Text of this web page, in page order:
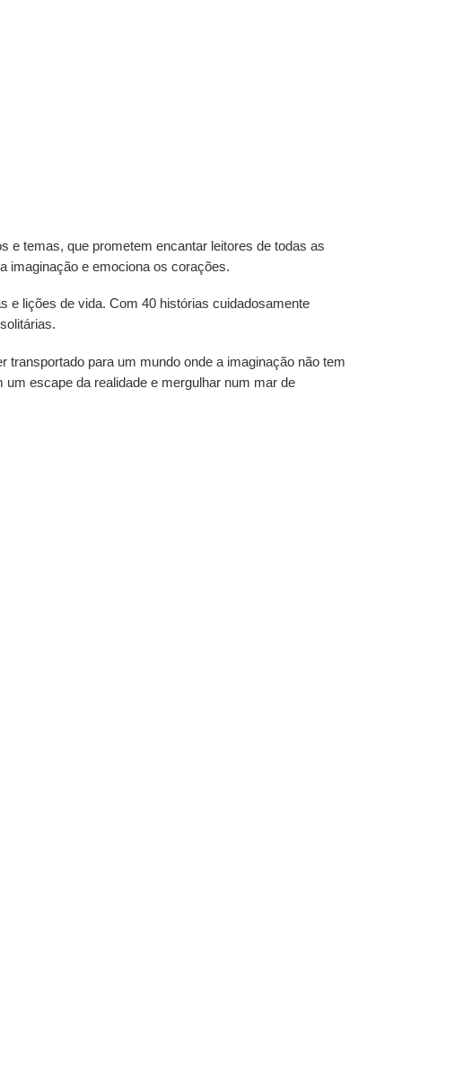
e temas, que prometem encantar leitores de todas as
imaginação e emociona os corações.
e lições de vida. Com 40 histórias cuidadosamente
para um mundo onde a imaginação não tem
escape da realidade e mergulhar num mar de